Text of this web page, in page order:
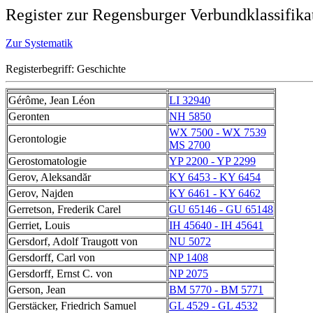
Register zur Regensburger
Zur Systematik
Registerbegriff: Geschichte
Gérôme, Jean Léon
LI 32940
Geronten
NH 5850
Gerontologie
WX 7500 - WX 7539
MS 2700
Gerostomatologie
YP 2200 - YP 2299
Gerov, Aleksandăr
KY 6453 - KY 6454
Gerov, Najden
KY 6461 - KY 6462
Gerretson, Frederik Carel
GU 65146 - GU 65148
Gerriet, Louis
IH 45640 - IH 45641
Gersdorf, Adolf Traugott von
NU 5072
Gersdorff, Carl von
NP 1408
Gersdorff, Ernst C. von
NP 2075
Gerson, Jean
BM 5770 - BM 5771
Gerstäcker, Friedrich Samuel
GL 4529 - GL 4532